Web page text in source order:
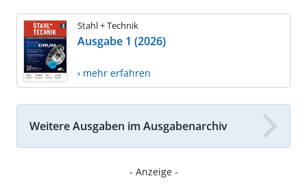
Stahl + Technik
Ausgabe 1 (2026)
› mehr erfahren
Weitere Ausgaben im Ausgabenarchiv
- Anzeige -